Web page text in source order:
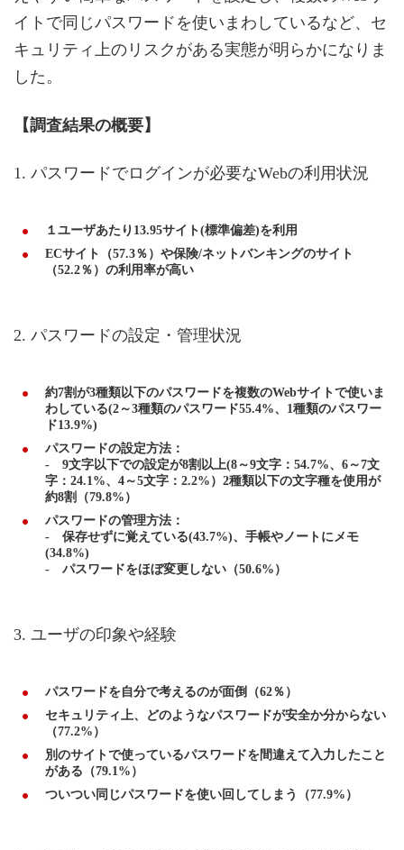
イトで同じパスワードを使いまわしているなど、セ
キュリティ上のリスクがある実態が明らかになりま
した。
【調査結果の概要】
1. パスワードでログインが必要なWebの利用状況
１ユーザあたり13.95サイト(標準偏差)を利用
ECサイト（57.3％）や保険/ネットバンキングのサイト
（52.2％）の利用率が高い
2. パスワードの設定・管理状況
約7割が3種類以下のパスワードを複数のWebサイトで使いま
わしている(2～3種類のパスワード55.4%、1種類のパスワー
ド13.9%)
パスワードの設定方法：
- 9文字以下での設定が8割以上(8～9文字：54.7%、6～7文
字：24.1%、4～5文字：2.2%）2種類以下の文字種を使用が
約8割（79.8%）
パスワードの管理方法：
- 保存せずに覚えている(43.7%)、手帳やノートにメモ
(34.8%)
- パスワードをほぼ変更しない（50.6%）
3. ユーザの印象や経験
パスワードを自分で考えるのが面倒（62％）
セキュリティ上、どのようなパスワードが安全か分からない
（77.2%）
別のサイトで使っているパスワードを間違えて入力したこと
がある（79.1%）
ついつい同じパスワードを使い回してしまう（77.9%）